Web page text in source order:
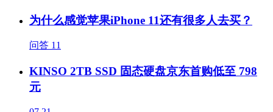
为什么感觉苹果iPhone 11还有很多人去买？
问答 11
KINSO 2TB SSD 固态硬盘京东首购低至 798
元